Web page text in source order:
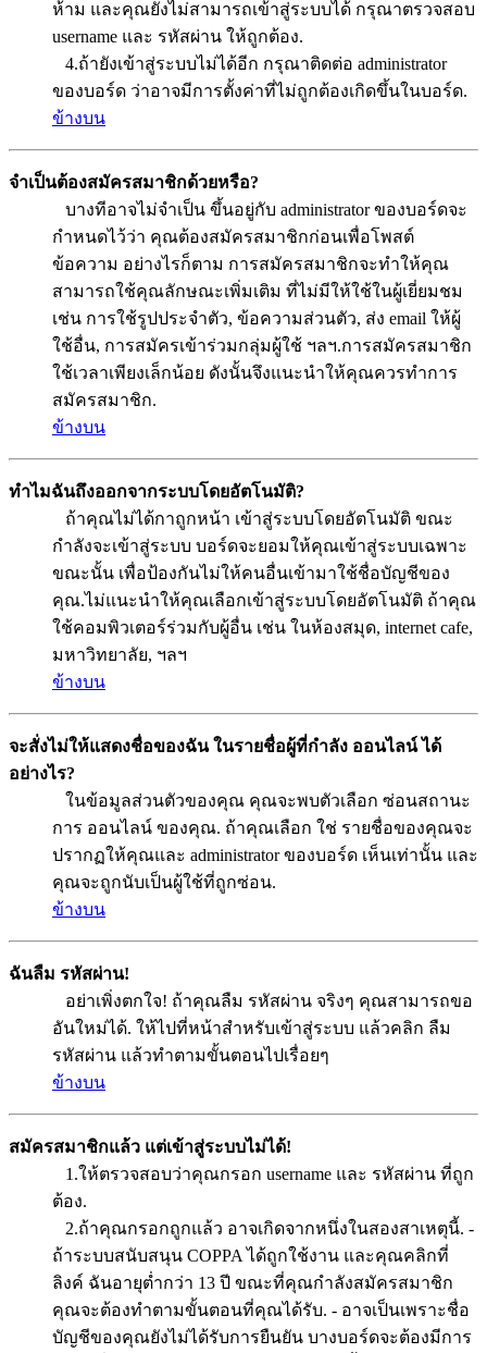
ห้าม และคุณยังไม่สามารถเข้าสู่ระบบได้ กรุณาตรวจสอบ
username และ รหัสผ่าน ให้ถูกต้อง.
4.ถ้ายังเข้าสู่ระบบไม่ได้อีก กรุณาติดต่อ administrator
ของบอร์ด ว่าอาจมีการตั้งค่าที่ไม่ถูกต้องเกิดขึ้นในบอร์ด.
ข้างบน
จำเป็นต้องสมัครสมาชิกด้วยหรือ?
บางทีอาจไม่จำเป็น ขึ้นอยู่กับ administrator ของบอร์ดจะ
กำหนดไว้ว่า คุณต้องสมัครสมาชิกก่อนเพื่อโพสต์
ข้อความ อย่างไรก็ตาม การสมัครสมาชิกจะทำให้คุณ
สามารถใช้คุณลักษณะเพิ่มเติม ที่ไม่มีให้ใช้ในผู้เยี่ยมชม
เช่น การใช้รูปประจำตัว, ข้อความส่วนตัว, ส่ง email ให้ผู้
ใช้อื่น, การสมัครเข้าร่วมกลุ่มผู้ใช้ ฯลฯ.การสมัครสมาชิก
ใช้เวลาเพียงเล็กน้อย ดังนั้นจึงแนะนำให้คุณควรทำการ
สมัครสมาชิก.
ข้างบน
ทำไมฉันถึงออกจากระบบโดยอัตโนมัติ?
ถ้าคุณไม่ได้กาถูกหน้า เข้าสู่ระบบโดยอัตโนมัติ ขณะ
กำลังจะเข้าสู่ระบบ บอร์ดจะยอมให้คุณเข้าสู่ระบบเฉพาะ
ขณะนั้น เพื่อป้องกันไม่ให้คนอื่นเข้ามาใช้ชื่อบัญชีของ
คุณ.ไม่แนะนำให้คุณเลือกเข้าสู่ระบบโดยอัตโนมัติ ถ้าคุณ
ใช้คอมพิวเตอร์ร่วมกับผู้อื่น เช่น ในห้องสมุด, internet cafe,
มหาวิทยาลัย, ฯลฯ
ข้างบน
จะสั่งไม่ให้แสดงชื่อของฉัน ในรายชื่อผู้ที่กำลัง ออนไลน์ ได้
อย่างไร?
ในข้อมูลส่วนตัวของคุณ คุณจะพบตัวเลือก ซ่อนสถานะ
การ ออนไลน์ ของคุณ. ถ้าคุณเลือก ใช่ รายชื่อของคุณจะ
ปรากฏให้คุณและ administrator ของบอร์ด เห็นเท่านั้น และ
คุณจะถูกนับเป็นผู้ใช้ที่ถูกซ่อน.
ข้างบน
ฉันลืม รหัสผ่าน!
อย่าเพิ่งตกใจ! ถ้าคุณลืม รหัสผ่าน จริงๆ คุณสามารถขอ
อันใหม่ได้. ให้ไปที่หน้าสำหรับเข้าสู่ระบบ แล้วคลิก ลืม
รหัสผ่าน แล้วทำตามขั้นตอนไปเรื่อยๆ
ข้างบน
สมัครสมาชิกแล้ว แต่เข้าสู่ระบบไม่ได้!
1.ให้ตรวจสอบว่าคุณกรอก username และ รหัสผ่าน ที่ถูก
ต้อง.
2.ถ้าคุณกรอกถูกแล้ว อาจเกิดจากหนึ่งในสองสาเหตุนี้. -
ถ้าระบบสนับสนุน COPPA ได้ถูกใช้งาน และคุณคลิกที่
ลิงค์ ฉันอายุต่ำกว่า 13 ปี ขณะที่คุณกำลังสมัครสมาชิก
คุณจะต้องทำตามขั้นตอนที่คุณได้รับ. - อาจเป็นเพราะชื่อ
บัญชีของคุณยังไม่ได้รับการยืนยัน บางบอร์ดจะต้องมีการ